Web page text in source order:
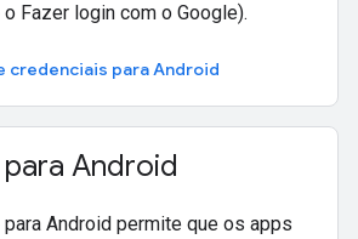
Fazer login com o Google).
credenciais para Android
Android
Android permite que os apps